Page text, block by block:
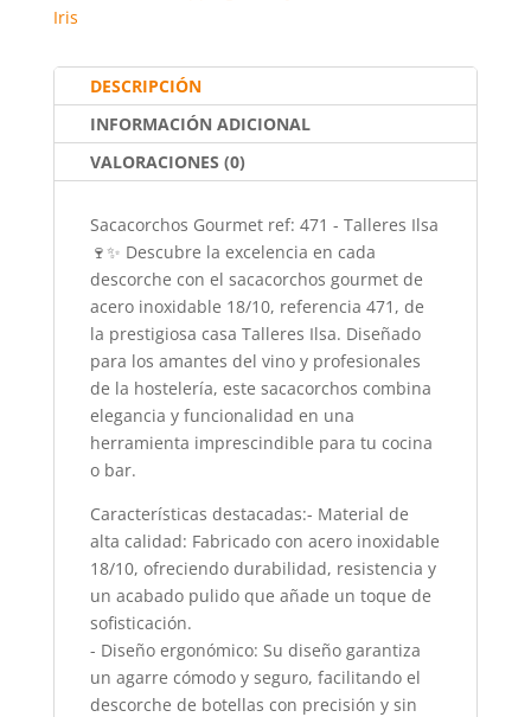
o
k
p
p
Iris
DESCRIPCIÓN
INFORMACIÓN ADICIONAL
VALORACIONES (0)
Sacacorchos Gourmet ref: 471 - Talleres Ilsa
🍷✨ Descubre la excelencia en cada
descorche con el sacacorchos gourmet de
acero inoxidable 18/10, referencia 471, de
la prestigiosa casa Talleres Ilsa. Diseñado
para los amantes del vino y profesionales
de la hostelería, este sacacorchos combina
elegancia y funcionalidad en una
herramienta imprescindible para tu cocina
o bar.
Características destacadas:- Material de
alta calidad: Fabricado con acero inoxidable
18/10, ofreciendo durabilidad, resistencia y
un acabado pulido que añade un toque de
sofisticación.
- Diseño ergonómico: Su diseño garantiza
un agarre cómodo y seguro, facilitando el
descorche de botellas con precisión y sin